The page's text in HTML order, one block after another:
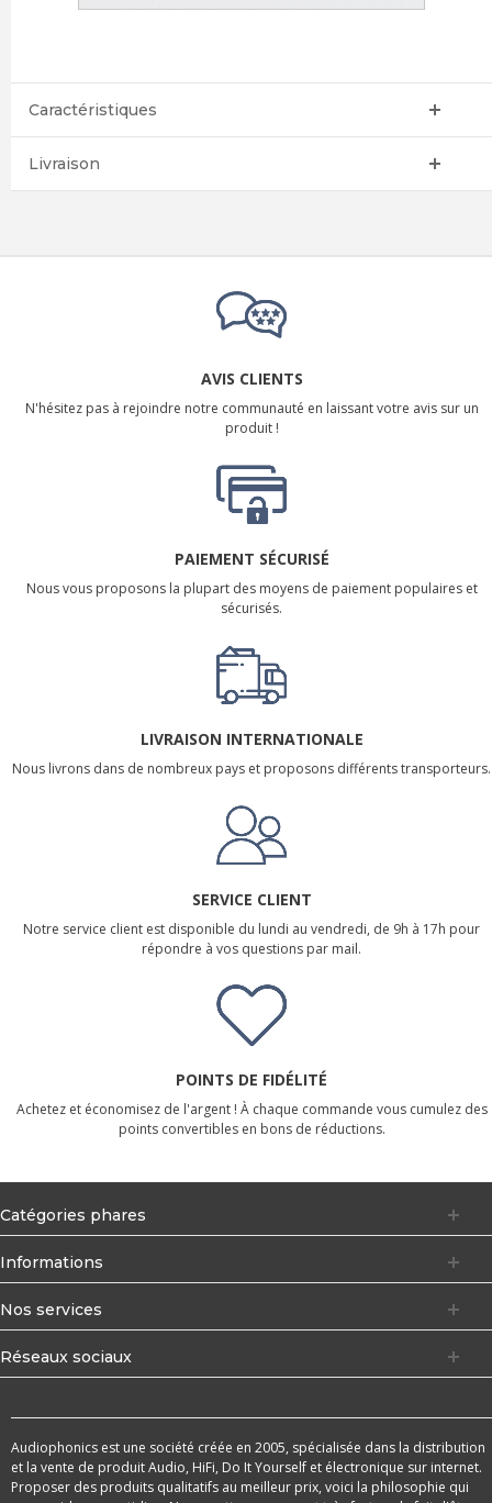
Caractéristiques
Livraison
AVIS CLIENTS
N'hésitez pas à rejoindre notre communauté en laissant votre avis sur un
produit !
PAIEMENT SÉCURISÉ
Nous vous proposons la plupart des moyens de paiement populaires et
sécurisés.
LIVRAISON INTERNATIONALE
Nous livrons dans de nombreux pays et proposons différents transporteurs.
SERVICE CLIENT
Notre service client est disponible du lundi au vendredi, de 9h à 17h pour
répondre à vos questions par mail.
POINTS DE FIDÉLITÉ
Achetez et économisez de l'argent ! À chaque commande vous cumulez des
points convertibles en bons de réductions.
Catégories phares
Informations
Nos services
Réseaux sociaux
Audiophonics est une société créée en 2005, spécialisée dans la distribution
et la vente de produit Audio, HiFi, Do It Yourself et électronique sur internet.
Proposer des produits qualitatifs au meilleur prix, voici la philosophie qui